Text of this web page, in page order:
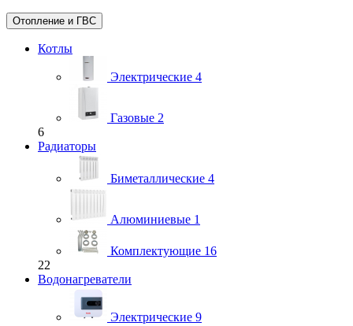
Отопление и ГВС
Котлы
Электрические 4
Газовые 2
6
Радиаторы
Биметаллические 4
Алюминиевые 1
Комплектующие 16
22
Водонагреватели
Электрические 9